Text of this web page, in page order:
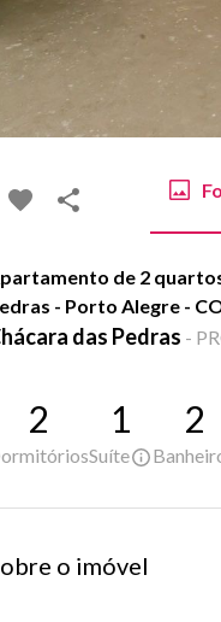
de 2
- Porto Alegre -
das Pedras -
2 1
Suíte
2
o imóvel